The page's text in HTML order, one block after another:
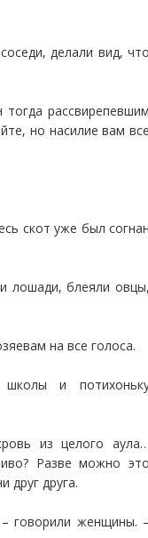
делали вид,
но насилие вам
скот уже был
лошади, блеяли
на все голоса.
школы и
из целого
Разве можно
друг друга.
говорили женщины.